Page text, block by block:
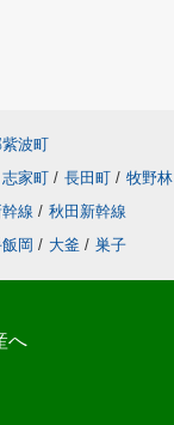
波町
志家町 / 長田町 / 牧野林
線 / 秋田新幹線
岡 / 大釜 / 巣子
へ